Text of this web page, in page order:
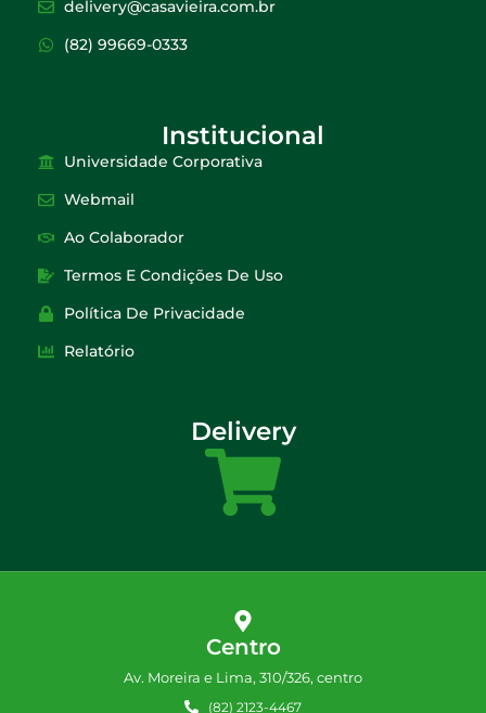
delivery@casavieira.com.br
(82) 99669-0333
Institucional
Universidade Corporativa
Webmail
Ao Colaborador
Termos E Condições De Uso
Política De Privacidade
Relatório
Delivery
Centro
Av. Moreira e Lima, 310/326, centro
(82) 2123-4467